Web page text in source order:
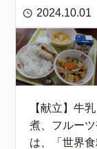
2024.10.01
【献立】牛
煮、フルー
は、「世界